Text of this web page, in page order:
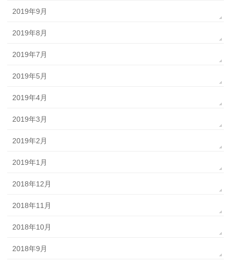
2019年9月
2019年8月
2019年7月
2019年5月
2019年4月
2019年3月
2019年2月
2019年1月
2018年12月
2018年11月
2018年10月
2018年9月